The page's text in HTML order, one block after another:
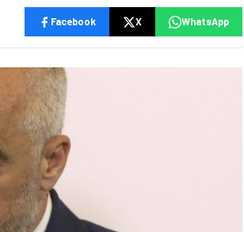
Facebook X WhatsApp